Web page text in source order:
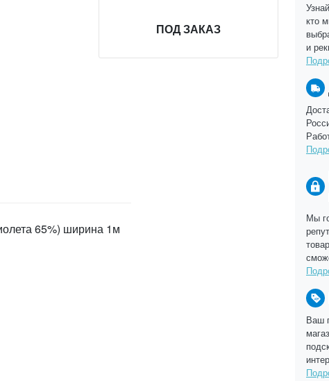
ПОД ЗАКАЗ
65%) ширина 1м
кто
и
Мы
Ваш